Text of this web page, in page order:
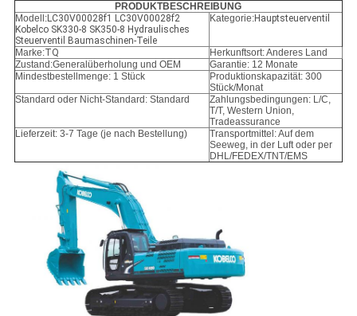
PRODUKTBESCHREIBUNG
Modell:LC30V00028f1 LC30V00028f2
Kobelco SK330-8 SK350-8 Hydraulisches
Steuerventil Baumaschinen-Teile
Kategorie:Hauptsteuerventil
Marke:TQ
Herkunftsort: Anderes Land
Zustand:Generalüberholung und OEM
Garantie: 12 Monate
Mindestbestellmenge: 1 Stück
Produktionskapazität: 300
Stück/Monat
Standard oder Nicht-Standard: Standard
Zahlungsbedingungen: L/C,
T/T, Western Union,
Tradeassurance
Lieferzeit: 3-7 Tage (je nach Bestellung)
Transportmittel: Auf dem
Seeweg, in der Luft oder per
DHL/FEDEX/TNT/EMS